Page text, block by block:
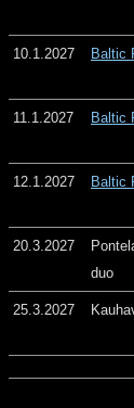
10.1.2027 Baltic
11.1.2027 Baltic
12.1.2027 Baltic
20.3.2027
duo
25.3.2027